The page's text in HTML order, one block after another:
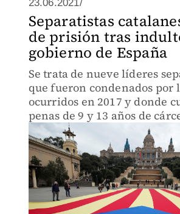
23.06.2021/
Separatistas
de prisión tras
gobierno de España
Se trata de nueve líderes
que fueron condenados por
ocurridos en 2017 y donde
penas de 9 y 13 años de